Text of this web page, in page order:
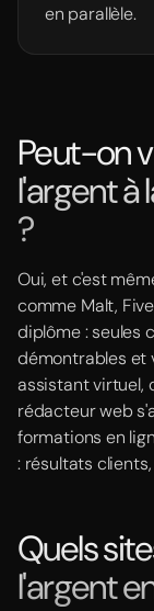
en parallèle.
Peut-on
l'argent à
?
Oui, et c'est
comme Malt,
diplôme : seules
démontrables et
assistant virtuel,
rédacteur web
formations en
: résultats
Quels
l'argent